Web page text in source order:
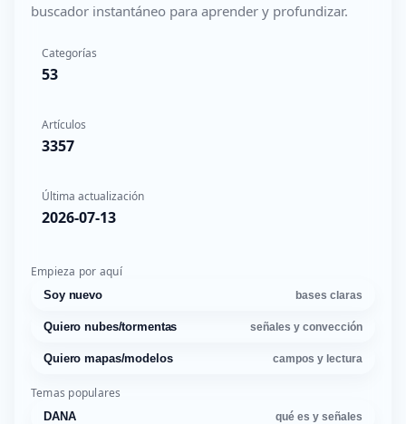
buscador instantáneo para aprender y profundizar.
Categorías
53
Artículos
3357
Última actualización
2026-07-13
Empieza por aquí
Soy nuevo bases claras
Quiero nubes/tormentas señales y convección
Quiero mapas/modelos campos y lectura
Temas populares
DANA qué es y señales